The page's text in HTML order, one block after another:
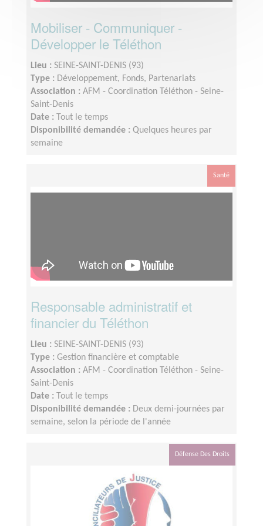
Mobiliser - Communiquer -
Développer le Téléthon
Lieu : SEINE-SAINT-DENIS (93)
Type : Développement, Fonds, Partenariats
Association : AFM - Coordination Téléthon - Seine-
Saint-Denis
Date :
Tout le temps
Disponibilité demandée : Quelques heures par
semaine
Santé
Responsable administratif et
financier du Téléthon
Lieu : SEINE-SAINT-DENIS (93)
Type : Gestion financière et comptable
Association : AFM - Coordination Téléthon - Seine-
Saint-Denis
Date :
Tout le temps
Disponibilité demandée : Deux demi-journées par
semaine, selon la période de l'année
Défense Des Droits